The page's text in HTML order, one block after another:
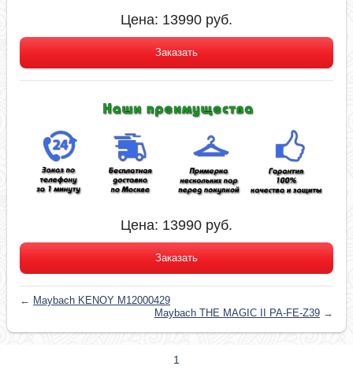
Цена: 13990 руб.
Заказать
Цена: 13990 руб.
Заказать
← Maybach KENOY M12000429
Maybach THE MAGIC II PA-FE-Z39→
1